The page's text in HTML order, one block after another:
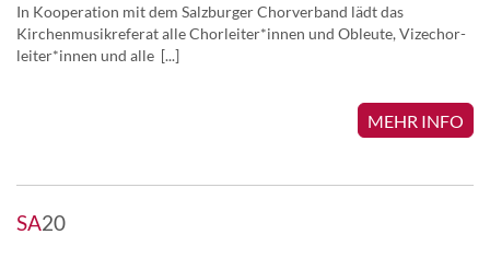
In Kooperation mit dem Salzburger Chorverband lädt das
Kirchenmusikreferat alle Chorleiter*innen und Obleute, Vizechor-
leiter*innen und alle [...]
MEHR INFO
SA20